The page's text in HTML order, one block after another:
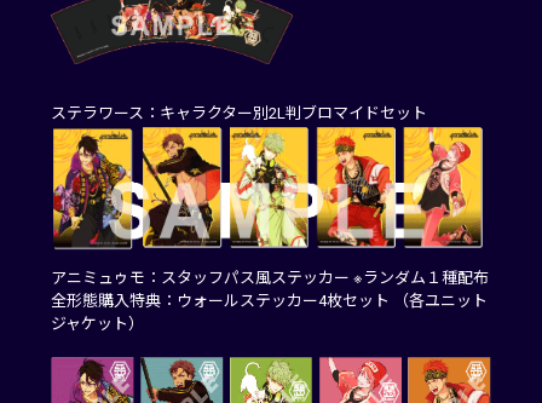
ステラワース：キャラクター別2L判ブロマイドセット
アニミュゥモ：スタッフパス風ステッカー ※ランダム１種配布
全形態購入特典：ウォールステッカー4枚セット （各ユニット
ジャケット）